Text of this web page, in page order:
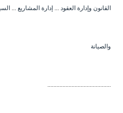
القانون وإدارة العقود ... إدارة المشاريع ...
والصيانة
..........................................